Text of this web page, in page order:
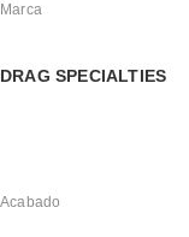
Marca
DRAG SPECIALTIES
Acabado